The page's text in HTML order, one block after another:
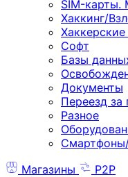
SIM-карты.
Хаккинг/
Хаккерские
Софт
Базы
Документы
Переезд за
Разное
Магазины
P2P